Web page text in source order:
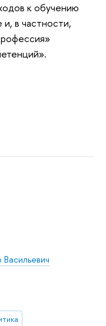
к обучению
в частности,